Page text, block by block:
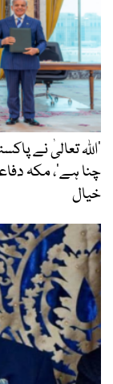
’اللہ تعالیٰ نے
چنا ہے‘، مکہ
خیال